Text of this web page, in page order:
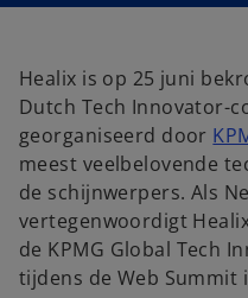
t
a
b
t
a
b
Healix is op 25 juni
Dutch Tech Innovator-
georganiseerd door
meest veelbelovende
de schijnwerpers. Als
vertegenwoordigt
de KPMG Global Tech
tijdens de Web Summit